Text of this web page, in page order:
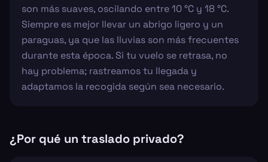
son más suaves, oscilando entre 10 °C y 18 °C.
Siempre es mejor llevar un abrigo ligero y un
paraguas, ya que las lluvias son más frecuentes
durante esta época. Si tu vuelo se retrasa, no
hay problema; rastreamos tu llegada y
adaptamos la recogida según sea necesario.
¿Por qué un traslado privado?